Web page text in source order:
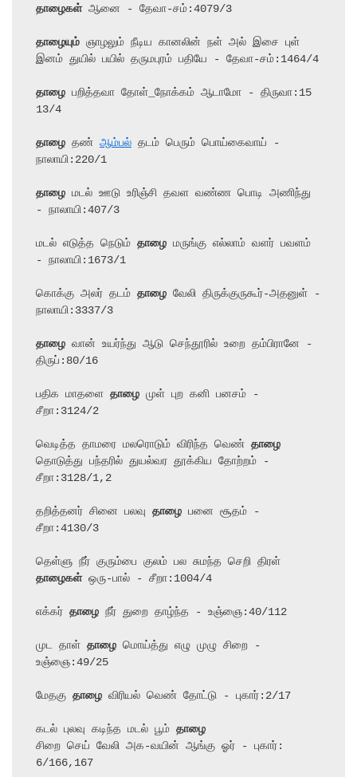
தாழைகள் ஆனை - தேவா-சம்:4079/3
தாழையும் ஞாழலும் நீடிய கானலின் நள் அல் இசை புள்
இனம் துயில் பயில் தருமபுரம் பதியே - தேவா-சம்:1464/4
தாழை பறித்தவா தோள்_நோக்கம் ஆடாமோ - திருவா:15
13/4
தாழை தண் ஆம்பல் தடம் பெரும் பொய்கைவாய் -
நாலாயி:220/1
தாழை மடல் ஊடு உரிஞ்சி தவள வண்ண பொடி அணிந்து
- நாலாயி:407/3
மடல் எடுத்த நெடும் தாழை மருங்கு எல்லாம் வளர் பவளம்
- நாலாயி:1673/1
கொக்கு அலர் தடம் தாழை வேலி திருக்குருகூர்-அதனுள் -
நாலாயி:3337/3
தாழை வான் உயர்ந்து ஆடு செந்தூரில் உறை தம்பிரானே -
திருப்:80/16
பதிக மாதளை தாழை முள் புற கனி பனசம் -
சீறா:3124/2
வெடித்த தாமரை மலரொடும் விரிந்த வெண் தாழை
தொடுத்து பந்தரில் துயல்வர தூக்கிய தோற்றம் -
சீறா:3128/1,2
தறித்தனர் சினை பலவு தாழை பனை சூதம் -
சீறா:4130/3
தாழைகள் ஒரு-பால் - சீறா:1004/4
எக்கர் தாழை நீர் துறை தாழ்ந்த - உஞ்ஞை:40/112
முட தாள் தாழை மொய்த்து எழு முழு சிறை -
உஞ்ஞை:49/25
மேதகு தாழை விரியல் வெண் தோட்டு - புகார்:2/17
கடல் புலவு கடிந்த மடல் பூம் தாழை
சிறை செய் வேலி அக-வயின் ஆங்கு ஓர் - புகார்:
6/166,167